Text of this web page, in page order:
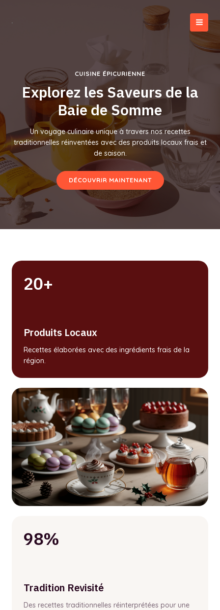
CUISINE ÉPICURIENNE
Explorez les Saveurs de la
Baie de Somme
Un voyage culinaire unique à travers nos recettes
traditionnelles réinventées avec des produits locaux frais et
de saison.
DÉCOUVRIR MAINTENANT
20+
Produits Locaux
Recettes élaborées avec des ingrédients frais de la
région.
98%
Tradition Revisité
Des recettes traditionnelles réinterprétées pour une